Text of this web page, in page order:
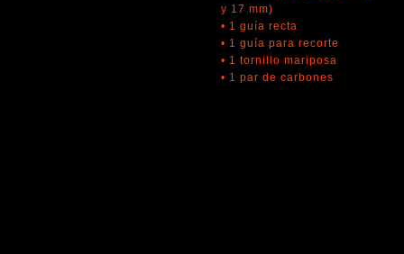
y 17 mm)
• 1 guía recta
• 1 guía para recorte
• 1 tornillo mariposa
• 1 par de carbones